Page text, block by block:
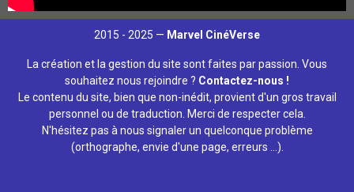
2015 - 2025 — Marvel CinéVerse
La création et la gestion du site sont faites par passion. Vous
souhaitez nous rejoindre ? Contactez-nous !
Le contenu du site, bien que non-inédit, provient d'un gros travail
personnel ou de traduction. Merci de respecter cela.
N'hésitez pas à nous signaler un quelconque problème
(orthographe, envie d'une page, erreurs ...).